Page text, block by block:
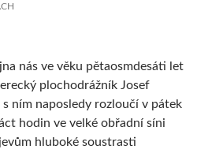
nás ve věku pětaosmdesáti let
plochodrážník Josef
s ním naposledy rozloučí v pátek
hodin ve velké obřadní síni
hluboké soustrasti